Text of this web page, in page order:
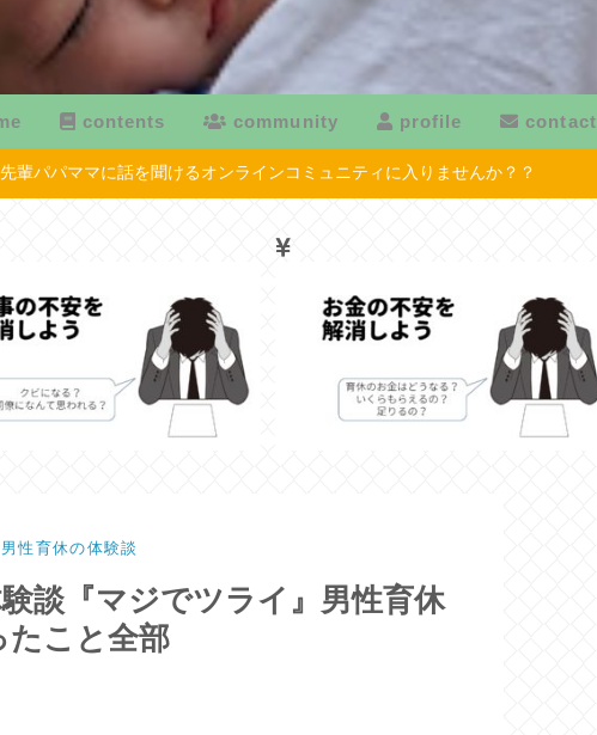
contents community profile contact
先輩パパママに話を聞けるオンラインコミュニティに入りませんか？？
男性育休の体験談
談『マジでツライ』男性育休
たこと全部